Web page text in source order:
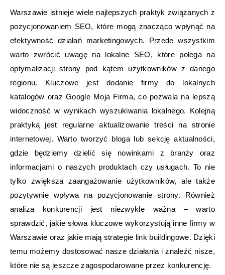
Warszawie istnieje wiele najlepszych praktyk związanych z
pozycjonowaniem SEO, które mogą znacząco wpłynąć na
efektywność działań marketingowych. Przede wszystkim
warto zwrócić uwagę na lokalne SEO, które polega na
optymalizacji strony pod kątem użytkowników z danego
regionu. Kluczowe jest dodanie firmy do lokalnych
katalogów oraz Google Moja Firma, co pozwala na lepszą
widoczność w wynikach wyszukiwania lokalnego. Kolejną
praktyką jest regularne aktualizowanie treści na stronie
internetowej. Warto tworzyć bloga lub sekcję aktualności,
gdzie będziemy dzielić się nowinkami z branży oraz
informacjami o naszych produktach czy usługach. To nie
tylko zwiększa zaangażowanie użytkowników, ale także
pozytywnie wpływa na pozycjonowanie strony. Również
analiza konkurencji jest niezwykle ważna – warto
sprawdzić, jakie słowa kluczowe wykorzystują inne firmy w
Warszawie oraz jakie mają strategie link buildingowe. Dzięki
temu możemy dostosować nasze działania i znaleźć nisze,
które nie są jeszcze zagospodarowane przez konkurencję.